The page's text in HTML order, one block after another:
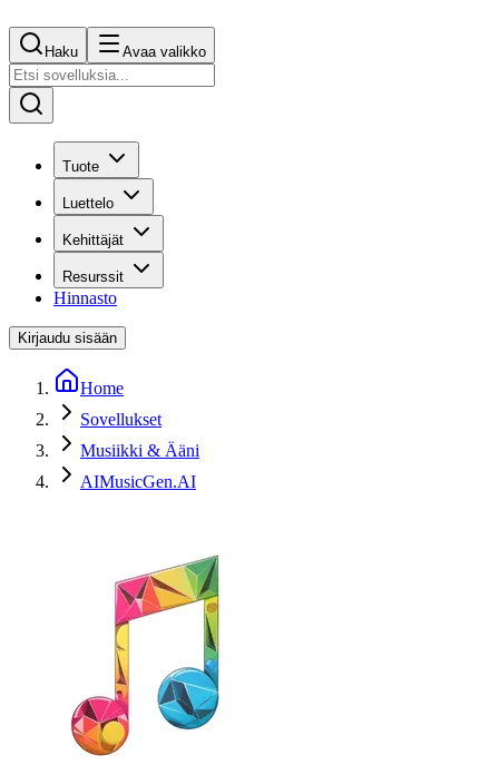
Haku Avaa valikko
Tuote
Luettelo
Kehittäjät
Resurssit
Hinnasto
Kirjaudu sisään
Home
Sovellukset
Musiikki & Ääni
AIMusicGen.AI